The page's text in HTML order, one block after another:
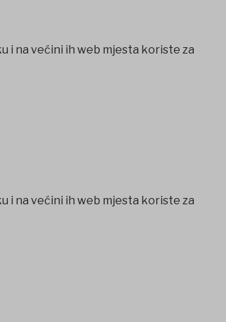
i na većini ih web mjesta koriste za
i na većini ih web mjesta koriste za